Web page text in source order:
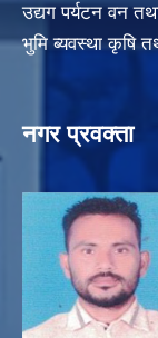
उद्यग पर्यटन वन
भुमि ब्यवस्था कृषि
नगर प्रवक्ता